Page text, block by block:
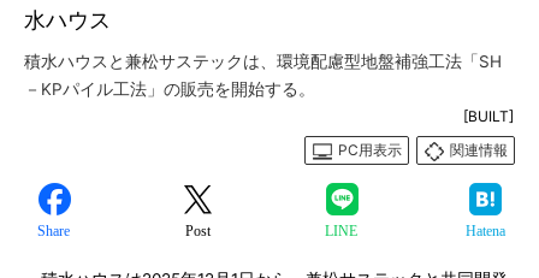
水ハウス
積水ハウスと兼松サステックは、環境配慮型地盤補強工法「SH
－KPパイル工法」の販売を開始する。
[BUILT]
PC用表示
関連情報
Share Post LINE Hatena